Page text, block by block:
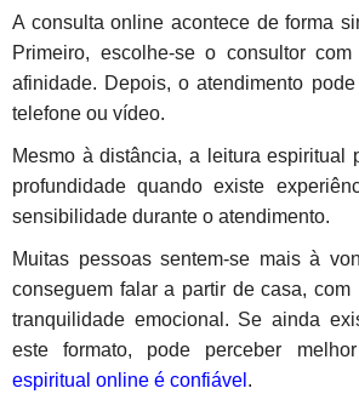
A consulta online acontece de forma
Primeiro, escolhe-se o consultor
afinidade. Depois, o atendimento
telefone ou vídeo.
Mesmo à distância, a leitura espiritual
profundidade quando existe
sensibilidade durante o atendimento.
Muitas pessoas sentem-se mais à
conseguem falar a partir de casa, com
tranquilidade emocional. Se ainda
este formato, pode perceber
espiritual online é confiável .